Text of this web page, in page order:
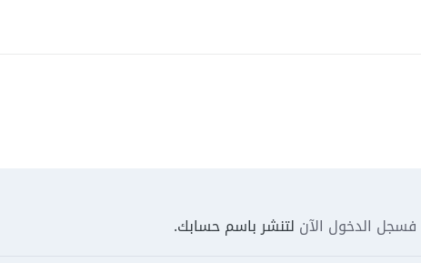
فسجل الدخول الآن لتنشر باسم حسابك.